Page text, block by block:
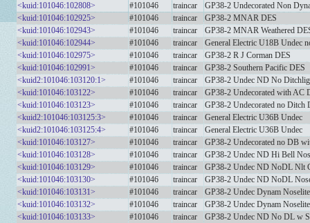
<kuid:101046:102808> #101046 traincar
GP38-2 Undecorated Non
<kuid:101046:102925>
#101046 traincar
GP38-2 MNAR DES
<kuid:101046:102943>
#101046 traincar
GP38-2 MNAR Weathered
<kuid:101046:102944>
#101046 traincar
General Electric U18B Undec
<kuid:101046:102975>
#101046 traincar
GP38-2 R J Corman DES
<kuid:101046:102991>
#101046 traincar
GP38-2 Southern Pacific DES
<kuid2:101046:103120:1>
#101046 traincar
GP38-2 Undec ND No
<kuid:101046:103122>
#101046 traincar
GP38-2 Undecorated with AC
<kuid:101046:103123>
#101046 traincar
GP38-2 Undecorated no Ditch
<kuid2:101046:103125:3>
#101046 traincar
General Electric U36B Undec
<kuid2:101046:103125:4>
#101046 traincar
General Electric U36B Undec
<kuid:101046:103127>
#101046 traincar
GP38-2 Undecorated no DB
<kuid:101046:103128>
#101046 traincar
GP38-2 Undec ND Hi Bell
<kuid:101046:103129>
#101046 traincar
GP38-2 Undec ND NoDL Nlt
<kuid:101046:103130>
#101046 traincar
GP38-2 Undec ND NoDL
<kuid:101046:103131>
#101046 traincar
GP38-2 Undec Dynam
<kuid:101046:103132>
#101046 traincar
GP38-2 Undec Dynam
<kuid:101046:103133>
#101046 traincar
GP38-2 Undec ND No DL w